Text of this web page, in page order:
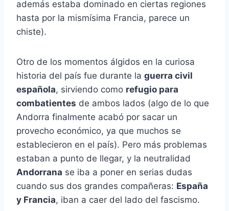
además estaba dominado en ciertas regiones
hasta por la mismísima Francia, parece un
chiste).
Otro de los momentos álgidos en la curiosa
historia del país fue durante la guerra civil
española, sirviendo como refugio para
combatientes de ambos lados (algo de lo que
Andorra finalmente acabó por sacar un
provecho económico, ya que muchos se
establecieron en el país). Pero más problemas
estaban a punto de llegar, y la neutralidad
Andorrana se iba a poner en serias dudas
cuando sus dos grandes compañeras: España
y Francia, iban a caer del lado del fascismo.